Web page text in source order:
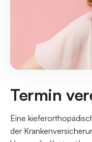
Termin
Eine
der